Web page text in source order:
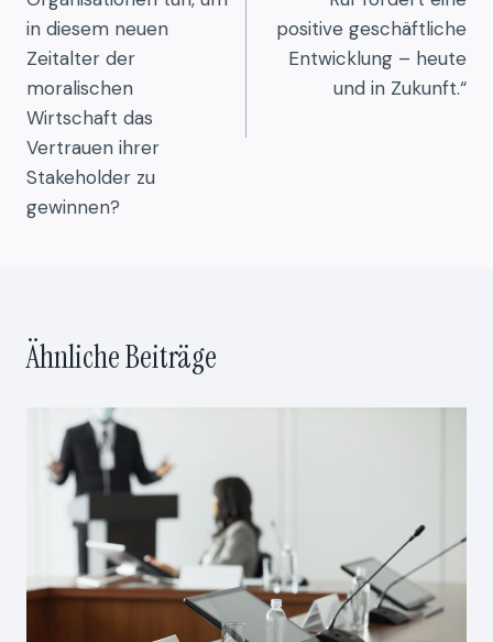
in diesem neuen
Zeitalter der
moralischen
Wirtschaft das
Vertrauen ihrer
Stakeholder zu
gewinnen?
positive geschäftliche
Entwicklung – heute
und in Zukunft.“
Ähnliche Beiträge